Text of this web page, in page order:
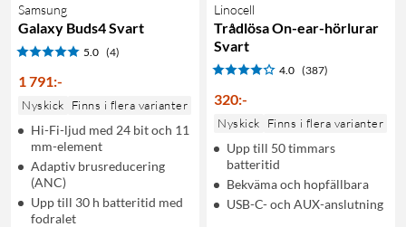
Samsung
Galaxy Buds4 Svart
5.0 (4)
1 791:-
Nyskick Finns i flera varianter
Hi-Fi-ljud med 24 bit och 11
mm-element
Adaptiv brusreducering
(ANC)
Upp till 30 h batteritid med
fodralet
Linocell
Trådlösa On-ear-hörlurar
Svart
4.0 (387)
320:-
Nyskick Finns i flera varianter
Upp till 50 timmars
batteritid
Bekväma och hopfällbara
USB-C- och AUX-anslutning